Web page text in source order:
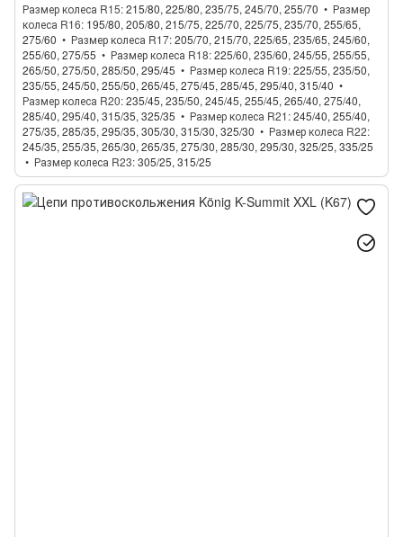
Размер колеса R15 215/80, 225/80, 235/75, 245/70, 255/70
Размер
колеса R16 195/80, 205/80, 215/75, 225/70, 225/75, 235/70, 255/65,
275/60
Размер колеса R17 205/70, 215/70, 225/65, 235/65, 245/60,
255/60, 275/55
Размер колеса R18 225/60, 235/60, 245/55, 255/55,
265/50, 275/50, 285/50, 295/45
Размер колеса R19 225/55, 235/50,
235/55, 245/50, 255/50, 265/45, 275/45, 285/45, 295/40, 315/40
Размер колеса R20 235/45, 235/50, 245/45, 255/45, 265/40, 275/40,
285/40, 295/40, 315/35, 325/35
Размер колеса R21 245/40, 255/40,
275/35, 285/35, 295/35, 305/30, 315/30, 325/30
Размер колеса R22
245/35, 255/35, 265/30, 265/35, 275/30, 285/30, 295/30, 325/25, 335/25
Размер колеса R23 305/25, 315/25